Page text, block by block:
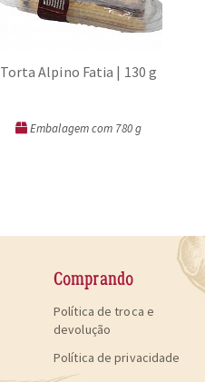
Torta Alpino Fatia | 130 g
Embalagem com 780 g
Comprando
Política de troca e
devolução
Política de privacidade